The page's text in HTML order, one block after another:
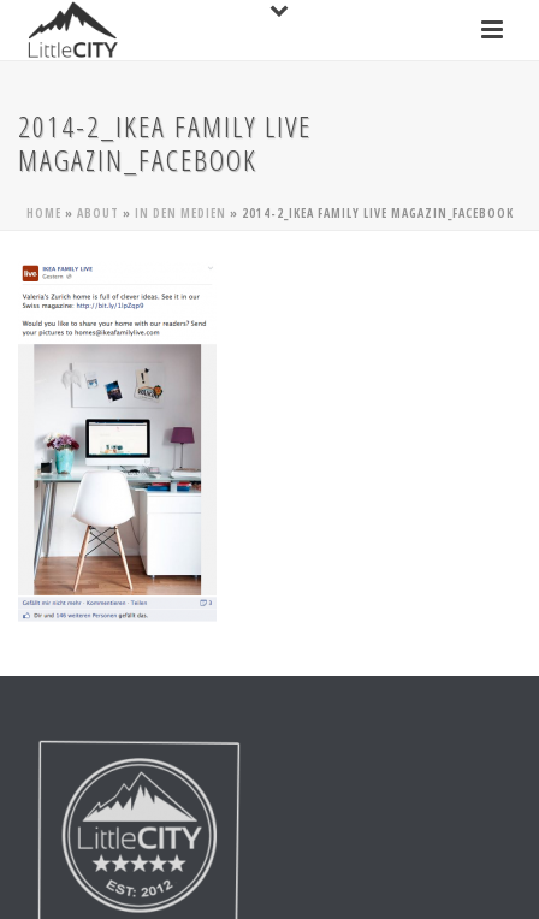
2014-2_IKEA FAMILY LIVE
MAGAZIN_FACEBOOK
HOME » ABOUT » IN DEN MEDIEN » 2014-2_IKEA FAMILY LIVE MAGAZIN_FACEBOOK